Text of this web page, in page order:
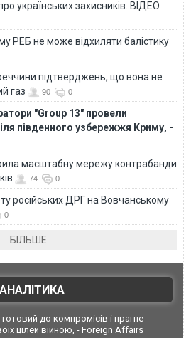
українських захисників. ВІДЕО
РЕБ не може відхиляти балістику
підтверджень, що вона не
газ
90 0
"Group 13" провели
південного узбережжя Криму, -
масштабну мережу контрабанди
74 0
російських ДРГ на Вовчанському
0
БІЛЬШЕ
АНАЛІТИКА
до компромісів і прагне
цілей війною, - Foreign Affairs